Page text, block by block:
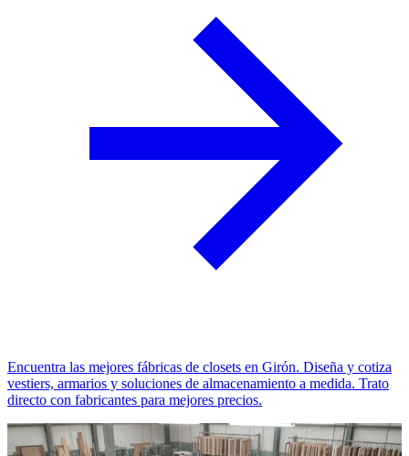
Encuentra las mejores fábricas de closets en Girón. Diseña y cotiza
vestiers, armarios y soluciones de almacenamiento a medida. Trato
directo con fabricantes para mejores precios.